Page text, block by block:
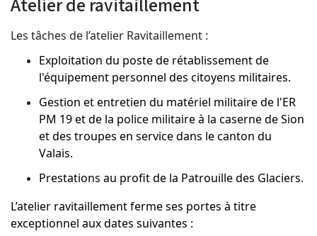
Atelier de ravitaillement
Les tâches de l’atelier Ravitaillement :
Exploitation du poste de rétablissement de
l'équipement personnel des citoyens militaires.
Gestion et entretien du matériel militaire de l'ER
PM 19 et de la police militaire à la caserne de Sion
et des troupes en service dans le canton du
Valais.
Prestations au profit de la Patrouille des Glaciers.
L’atelier ravitaillement ferme ses portes à titre
exceptionnel aux dates suivantes :